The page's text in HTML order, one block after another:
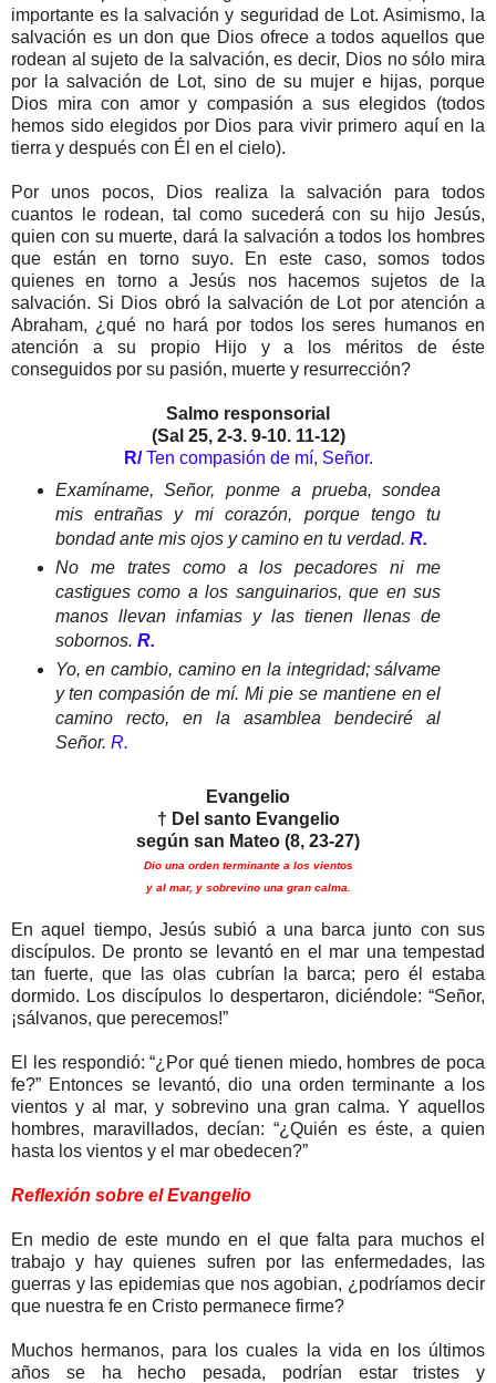
importante es la salvación y seguridad de Lot. Asimismo, la
salvación es un don que Dios ofrece a todos aquellos que
rodean al sujeto de la salvación, es decir, Dios no sólo mira
por la salvación de Lot, sino de su mujer e hijas, porque
Dios mira con amor y compasión a sus elegidos (todos
hemos sido elegidos por Dios para vivir primero aquí en la
tierra y después con Él en el cielo).
Por unos pocos, Dios realiza la salvación para todos
cuantos le rodean, tal como sucederá con su hijo Jesús,
quien con su muerte, dará la salvación a todos los hombres
que están en torno suyo. En este caso, somos todos
quienes en torno a Jesús nos hacemos sujetos de la
salvación. Si Dios obró la salvación de Lot por atención a
Abraham, ¿qué no hará por todos los seres humanos en
atención a su propio Hijo y a los méritos de éste
conseguidos por su pasión, muerte y resurrección?
Salmo responsorial
(Sal 25, 2-3. 9-10. 11-12)
R/Ten compasión de mí, Señor.
Examíname, Señor, ponme a prueba, sondea
mis entrañas y mi corazón, porque tengo tu
bondad ante mis ojos y camino en tu verdad. R.
No me trates como a los pecadores ni me
castigues como a los sanguinarios, que en sus
manos llevan infamias y las tienen llenas de
sobornos. R.
Yo, en cambio, camino en la integridad; sálvame
y ten compasión de mí. Mi pie se mantiene en el
camino recto, en la asamblea bendeciré al
Señor. R.
Evangelio
† Del santo Evangelio
según san Mateo (8, 23-27)
Dio una orden terminante a los vientos
y al mar, y sobrevino una gran calma.
En aquel tiempo, Jesús subió a una barca junto con sus
discípulos. De pronto se levantó en el mar una tempestad
tan fuerte, que las olas cubrían la barca; pero él estaba
dormido. Los discípulos lo despertaron, diciéndole: “Señor,
¡sálvanos, que perecemos!”
El les respondió: “¿Por qué tienen miedo, hombres de poca
fe?” Entonces se levantó, dio una orden terminante a los
vientos y al mar, y sobrevino una gran calma. Y aquellos
hombres, maravillados, decían: “¿Quién es éste, a quien
hasta los vientos y el mar obedecen?”
Reflexión sobre el Evangelio
En medio de este mundo en el que falta para muchos el
trabajo y hay quienes sufren por las enfermedades, las
guerras y las epidemias que nos agobian, ¿podríamos decir
que nuestra fe en Cristo permanece firme?
Muchos hermanos, para los cuales la vida en los últimos
años se ha hecho pesada, podrían estar tristes y